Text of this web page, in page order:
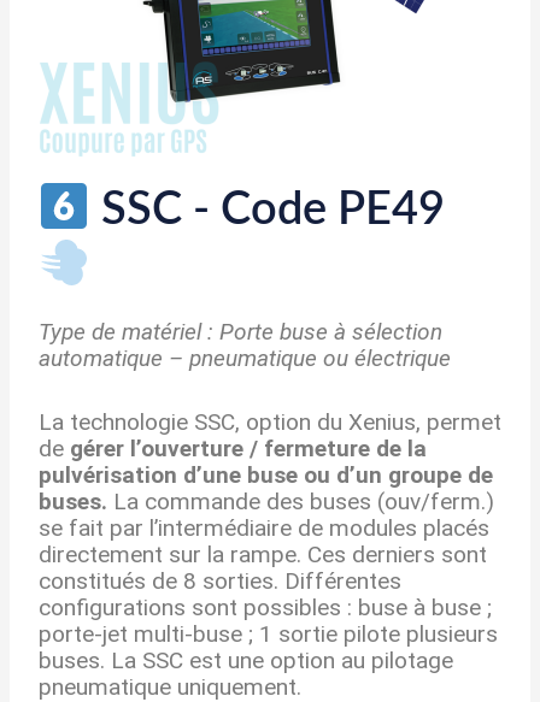
SSC - Code PE49
Type de matériel : Porte buse à sélection
automatique – pneumatique ou électrique
La technologie SSC, option du Xenius, permet
de gérer l’ouverture / fermeture de la
pulvérisation d’une buse ou d’un groupe de
buses. La commande des buses (ouv/ferm.)
se fait par l’intermédiaire de modules placés
directement sur la rampe. Ces derniers sont
constitués de 8 sorties. Différentes
configurations sont possibles : buse à buse ;
porte-jet multi-buse ; 1 sortie pilote plusieurs
buses. La SSC est une option au pilotage
pneumatique uniquement.